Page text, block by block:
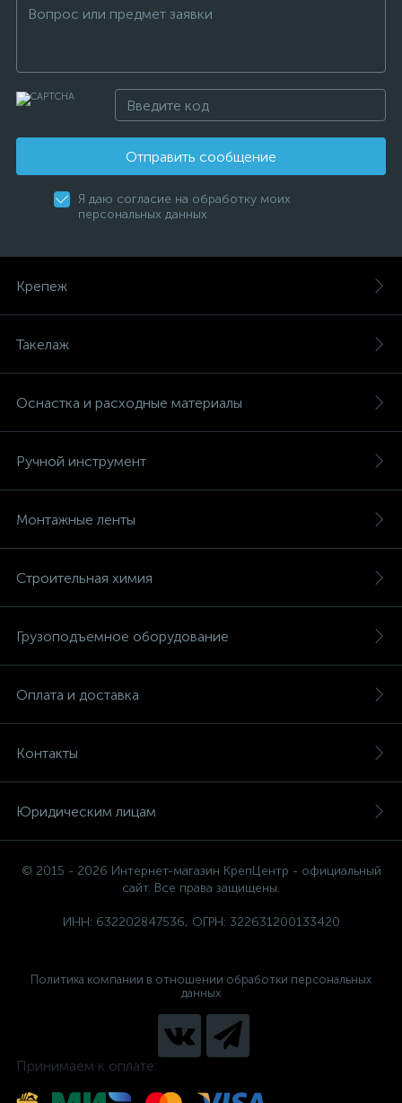
Отправить сообщение
Я даю согласие на обработку моих
персональных данных
Крепеж
Такелаж
Оснастка и расходные материалы
Ручной инструмент
Монтажные ленты
Строительная химия
Грузоподъемное оборудование
Оплата и доставка
Контакты
Юридическим лицам
© 2015 - 2026 Интернет-магазин КрепЦентр - официальный
сайт. Все права защищены.
ИНН: 632202847536, ОГРН: 322631200133420
Политика компании в отношении обработки персональных
данных
Принимаем к оплате: